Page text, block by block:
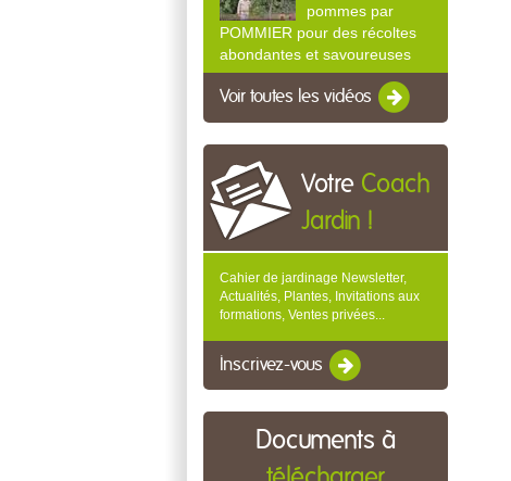
pommes par
POMMIER pour des récoltes
abondantes et savoureuses
Voir toutes les vidéos
Votre Coach
Jardin !
Cahier de jardinage Newsletter,
Actualités, Plantes, Invitations aux
formations, Ventes privées...
Inscrivez-vous
Documents à